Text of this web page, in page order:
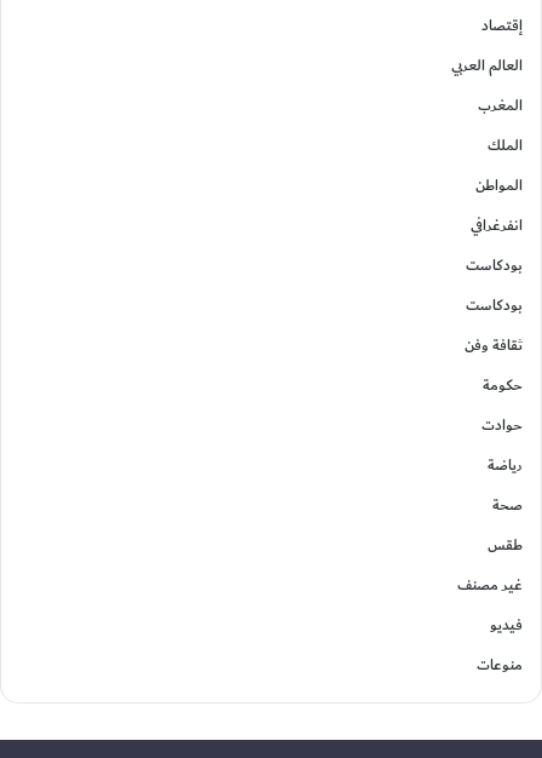
إقتصاد
العالم العربي
المغرب
الملك
المواطن
انفرغرافي
بودكاست
بودكاست
ثقافة وفن
حكومة
حوادت
رياضة
صحة
طقس
غير مصنف
فيديو
منوعات